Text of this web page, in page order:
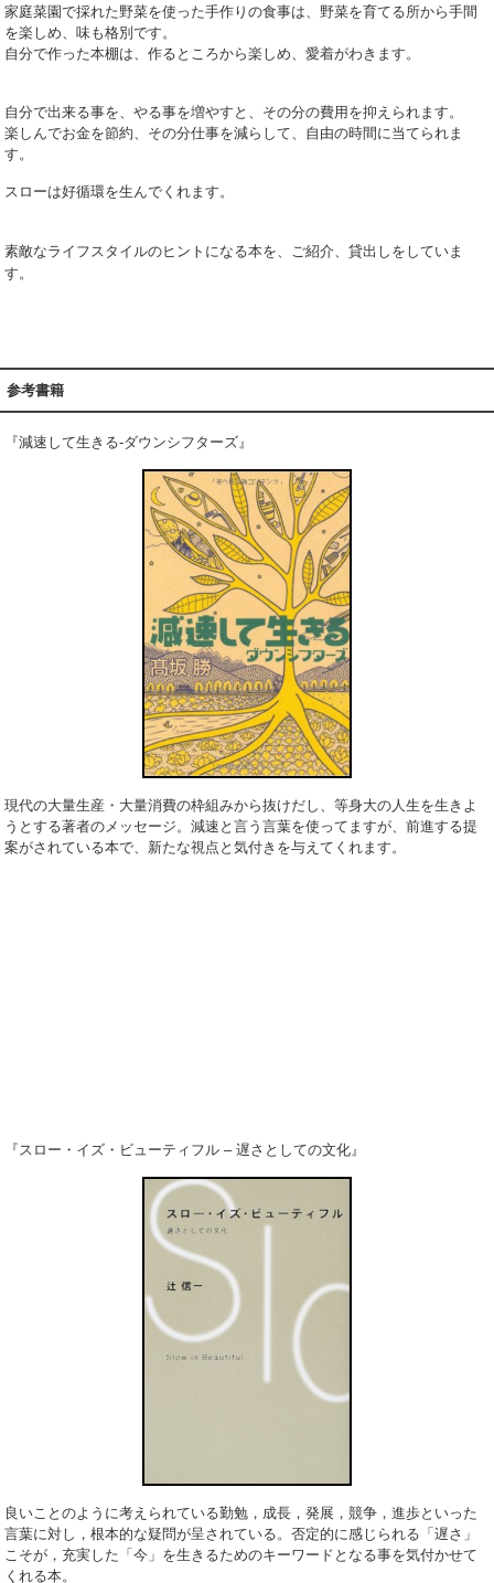
家庭菜園で採れた野菜を使った手作りの食事は、野菜を育てる所から手間
を楽しめ、味も格別です。
自分で作った本棚は、作るところから楽しめ、愛着がわきます。
自分で出来る事を、やる事を増やすと、その分の費用を抑えられます。
楽しんでお金を節約、その分仕事を減らして、自由の時間に当てられま
す。
スローは好循環を生んでくれます。
素敵なライフスタイルのヒントになる本を、ご紹介、貸出しをしていま
す。
参考書籍
『減速して生きる‐ダウンシフターズ』
現代の大量生産・大量消費の枠組みから抜けだし、等身大の人生を生きよ
うとする著者のメッセージ。減速と言う言葉を使ってますが、前進する提
案がされている本で、新たな視点と気付きを与えてくれます。
『スロー・イズ・ビューティフル – 遅さとしての文化』
良いことのように考えられている勤勉，成長，発展，競争，進歩といった
言葉に対し，根本的な疑問が呈されている。否定的に感じられる「遅さ」
こそが，充実した「今」を生きるためのキーワードとなる事を気付かせて
くれる本。